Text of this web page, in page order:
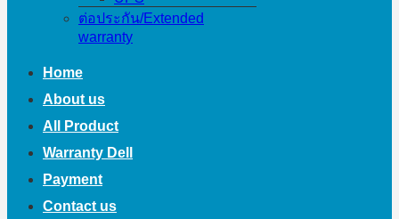
ต่อประกัน/Extended
warranty
Home
About us
All Product
Warranty Dell
Payment
Contact us